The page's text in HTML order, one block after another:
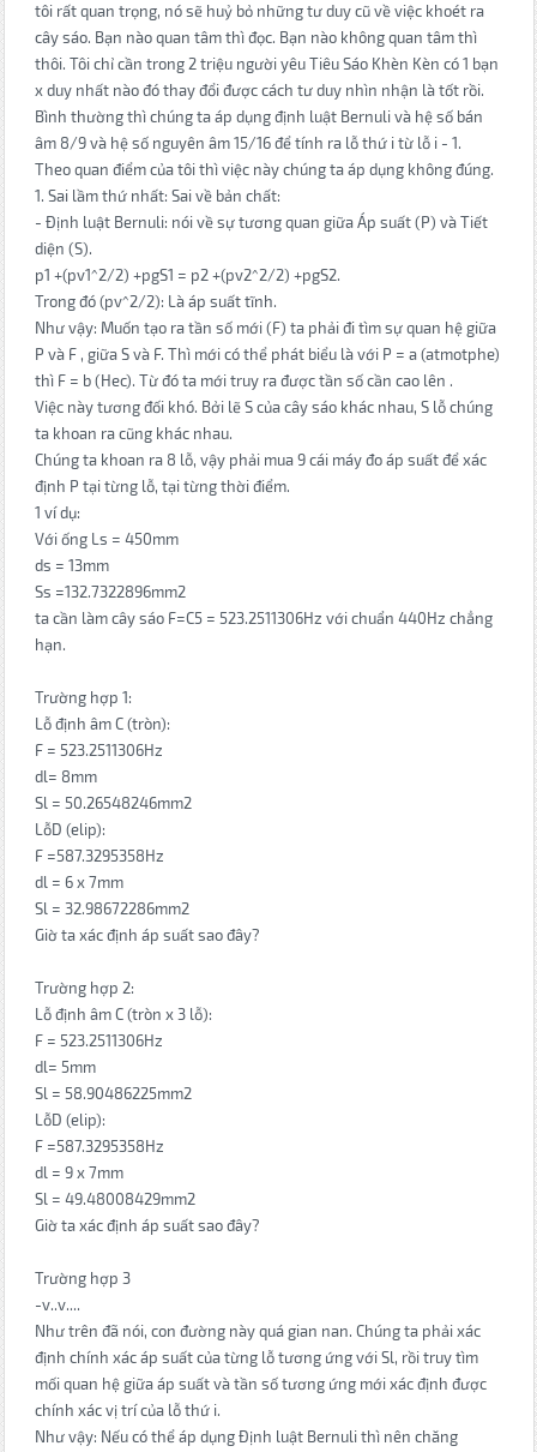
tôi rất quan trọng, nó sẽ huỷ bỏ những tư duy cũ về việc khoét ra
cây sáo. Bạn nào quan tâm thì đọc. Bạn nào không quan tâm thì
thôi. Tôi chỉ cần trong 2 triệu người yêu Tiêu Sáo Khèn Kèn có 1 bạn
x duy nhất nào đó thay đổi được cách tư duy nhìn nhận là tốt rồi.
Bình thường thì chúng ta áp dụng định luật Bernuli và hệ số bán
âm 8/9 và hệ số nguyên âm 15/16 để tính ra lỗ thứ i từ lỗ i - 1.
Theo quan điểm của tôi thì việc này chúng ta áp dụng không đúng.
1. Sai lầm thứ nhất: Sai về bản chất:
- Định luật Bernuli: nói về sự tương quan giữa Áp suất (P) và Tiết
diện (S).
p1 +(pv1^2/2) +pgS1 = p2 +(pv2^2/2) +pgS2.
Trong đó (pv^2/2): Là áp suất tĩnh.
Như vậy: Muốn tạo ra tần số mới (F) ta phải đi tìm sự quan hệ giữa
P và F , giữa S và F. Thì mới có thể phát biểu là với P = a (atmotphe)
thì F = b (Hec). Từ đó ta mới truy ra được tần số cần cao lên .
Việc này tương đối khó. Bởi lẽ S của cây sáo khác nhau, S lỗ chúng
ta khoan ra cũng khác nhau.
Chúng ta khoan ra 8 lỗ, vậy phải mua 9 cái máy đo áp suất để xác
định P tại từng lỗ, tại từng thời điểm.
1 ví dụ:
Với ống Ls = 450mm
ds = 13mm
Ss =132.7322896mm2
ta cần làm cây sáo F=C5 = 523.2511306Hz với chuẩn 440Hz chẳng
hạn.
Trường hợp 1:
Lỗ định âm C (tròn):
F = 523.2511306Hz
dl= 8mm
Sl = 50.26548246mm2
LỗD (elip):
F =587.3295358Hz
dl = 6 x 7mm
Sl = 32.98672286mm2
Giờ ta xác định áp suất sao đây?
Trường hợp 2:
Lỗ định âm C (tròn x 3 lỗ):
F = 523.2511306Hz
dl= 5mm
Sl = 58.90486225mm2
LỗD (elip):
F =587.3295358Hz
dl = 9 x 7mm
Sl = 49.48008429mm2
Giờ ta xác định áp suất sao đây?
Trường hợp 3
-v..v....
Như trên đã nói, con đường này quá gian nan. Chúng ta phải xác
định chính xác áp suất của từng lỗ tương ứng với Sl, rồi truy tìm
mối quan hệ giữa áp suất và tần số tương ứng mới xác định được
chính xác vị trí của lỗ thứ i.
Như vậy: Nếu có thể áp dụng Định luật Bernuli thì nên chăng